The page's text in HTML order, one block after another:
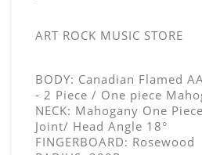
ART ROCK MUSIC STORE
BODY: Canadian Flamed
- 2 Piece / One piece
NECK: Mahogany One
Joint/ Head Angle 18°
FINGERBOARD: Rosewood